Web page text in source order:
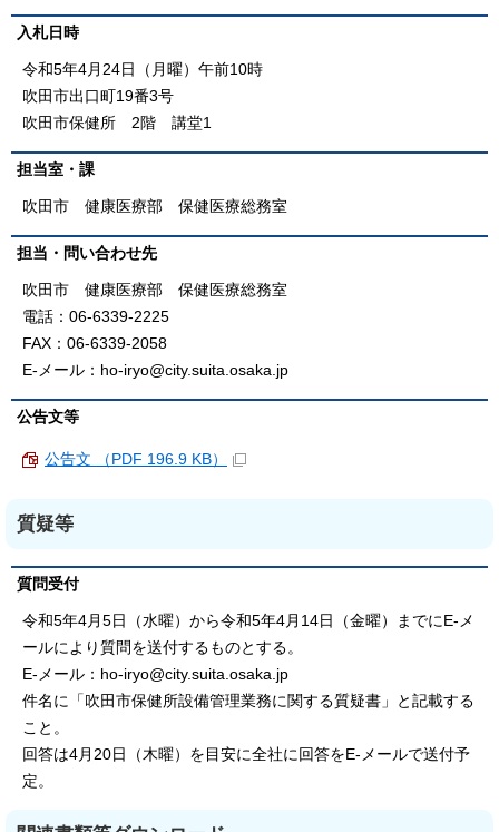
入札日時
令和5年4月24日（月曜）午前10時
吹田市出口町19番3号
吹田市保健所 2階 講堂1
担当室・課
吹田市 健康医療部 保健医療総務室
担当・問い合わせ先
吹田市 健康医療部 保健医療総務室
電話：06-6339-2225
FAX：06-6339-2058
E-メール：ho-iryo@city.suita.osaka.jp
公告文等
公告文 （PDF 196.9 KB）
質疑等
質問受付
令和5年4月5日（水曜）から令和5年4月14日（金曜）までにE-メ
ールにより質問を送付するものとする。
E-メール：ho-iryo@city.suita.osaka.jp
件名に「吹田市保健所設備管理業務に関する質疑書」と記載する
こと。
回答は4月20日（木曜）を目安に全社に回答をE-メールで送付予
定。